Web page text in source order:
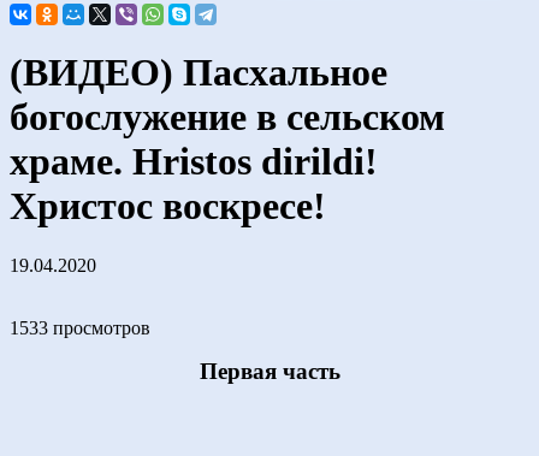
(ВИДЕО) Пасхальное
богослужение в сельском
храме. Hristos dirildi!
Христос воскресе!
19.04.2020
1533 просмотров
Первая часть